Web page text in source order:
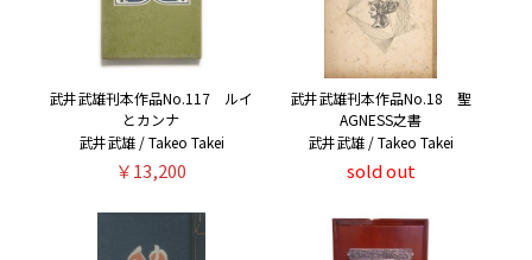
武井武雄刊本作品No.117 ルイ
とカンナ
武井武雄 / Takeo Takei
￥13,200
武井武雄刊本作品No.18 聖
AGNESS之書
武井武雄 / Takeo Takei
sold out